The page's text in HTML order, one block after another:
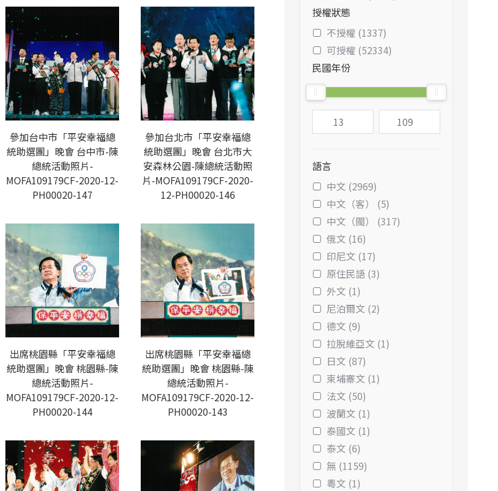
參加台中市「平安幸福總
統助選團」晚會 台中市-陳
總統活動照片-
MOFA109179CF-2020-12-
PH00020-147
參加台北市「平安幸福總
統助選團」晚會 台北市大
安森林公園-陳總統活動照
片-MOFA109179CF-2020-
12-PH00020-146
出席桃園縣「平安幸福總
統助選團」晚會 桃園縣-陳
總統活動照片-
MOFA109179CF-2020-12-
PH00020-144
出席桃園縣「平安幸福總
統助選團」晚會 桃園縣-陳
總統活動照片-
MOFA109179CF-2020-12-
PH00020-143
授權狀態
不授權 (1337)
可授權 (52334)
民國年份
語言
中文 (2969)
中文（客） (5)
中文（閩） (317)
俄文 (16)
印尼文 (17)
原住民語 (3)
外文 (1)
尼泊爾文 (2)
德文 (9)
拉脫維亞文 (1)
日文 (87)
柬埔寨文 (1)
法文 (50)
波蘭文 (1)
泰國文 (1)
泰文 (6)
無 (1159)
粵文 (1)